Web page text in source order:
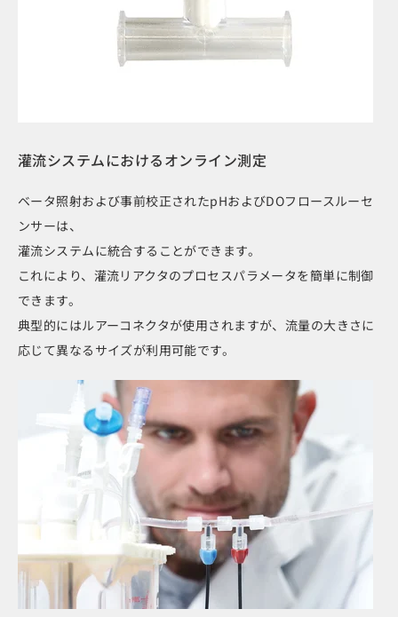
灌流システムにおけるオンライン測定
ベータ照射および事前校正されたpHおよびDOフロースルーセ
ンサーは、
灌流システムに統合することができます。
これにより、灌流リアクタのプロセスパラメータを簡単に制御
できます。
典型的にはルアーコネクタが使用されますが、流量の大きさに
応じて異なるサイズが利用可能です。